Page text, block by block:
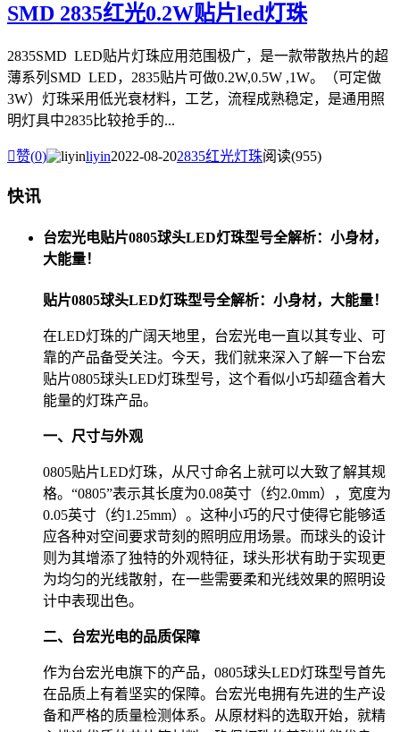
SMD 2835红光0.2W贴片led灯珠
2835SMD LED贴片灯珠应用范围极广，是一款带散热片的超
薄系列SMD LED，2835贴片可做0.2W,0.5W ,1W。（可定做
3W）灯珠采用低光衰材料，工艺，流程成熟稳定，是通用照
明灯具中2835比较抢手的...
赞(0) liyin2022-08-202835红光灯珠阅读(955)
快讯
台宏光电贴片0805球头LED灯珠型号全解析：小身材，
大能量！
贴片0805球头LED灯珠型号全解析：小身材，大能量！
在LED灯珠的广阔天地里，台宏光电一直以其专业、可
靠的产品备受关注。今天，我们就来深入了解一下台宏
贴片0805球头LED灯珠型号，这个看似小巧却蕴含着大
能量的灯珠产品。
一、尺寸与外观
0805贴片LED灯珠，从尺寸命名上就可以大致了解其规
格。“0805”表示其长度为0.08英寸（约2.0mm），宽度为
0.05英寸（约1.25mm）。这种小巧的尺寸使得它能够适
应各种对空间要求苛刻的照明应用场景。而球头的设计
则为其增添了独特的外观特征，球头形状有助于实现更
为均匀的光线散射，在一些需要柔和光线效果的照明设
计中表现出色。
二、台宏光电的品质保障
作为台宏光电旗下的产品，0805球头LED灯珠型号首先
在品质上有着坚实的保障。台宏光电拥有先进的生产设
备和严格的质量检测体系。从原材料的选取开始，就精